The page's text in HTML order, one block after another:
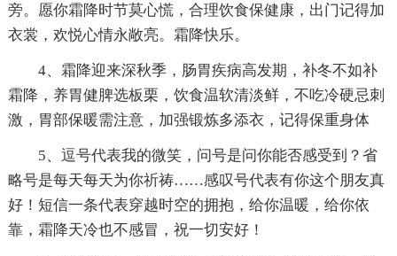
旁。愿你霜降时节莫心慌，合理饮食保健康，出门记得加
衣裳，欢悦心情永敞亮。霜降快乐。
4、霜降迎来深秋季，肠胃疾病高发期，补冬不如补
霜降，养胃健脾选板栗，饮食温软清淡鲜，不吃冷硬忌刺
激，胃部保暖需注意，加强锻炼多添衣，记得保重身体
5、逗号代表我的微笑，问号是问你能否感受到？省
略号是每天每天为你祈祷……感叹号代表有你这个朋友真
好！短信一条代表穿越时空的拥抱，给你温暖，给你依
靠，霜降天冷也不感冒，祝一切安好！